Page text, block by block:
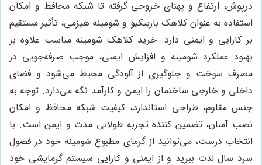
درپوش، ارتفاع و پهنای خروجی گرفته تا شبکه محافظ و امکان
استفاده به عنوان کلاهک باربیکیو و شومینه هیزمی، تأثیر مستقیم
بر کارایی و ایمنی دارد. خرید کلاهک شومینه مناسب علاوه بر
بهبود عملکرد شومینه و افزایش ایمنی، موجب صرفه‌جویی در
مصرف سوخت و جلوگیری از آلودگی محیط می‌شود و فضای
داخلی و خارجی ساختمان را ایمن و کارآمد نگه می‌دارد. توجه به
جنس مقاوم، طراحی استاندارد، کیفیت شبکه محافظ و امکان
نصب آسان، تضمین کننده تجربه طولانی مدت و ایمن است. با
انتخاب درست، می‌توانید از گرمای مطبوع شومینه خود در فصول
سرد سال لذت ببرید و از ایمنی و کارایی سیستم گرمایشی خود